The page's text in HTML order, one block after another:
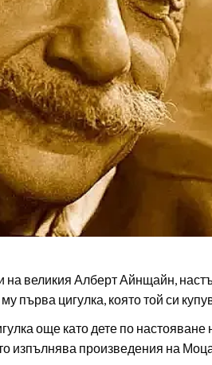
на великия Алберт Айнщайн,
първа цигулка, която той си
още като дете по
изпълнява произведения на